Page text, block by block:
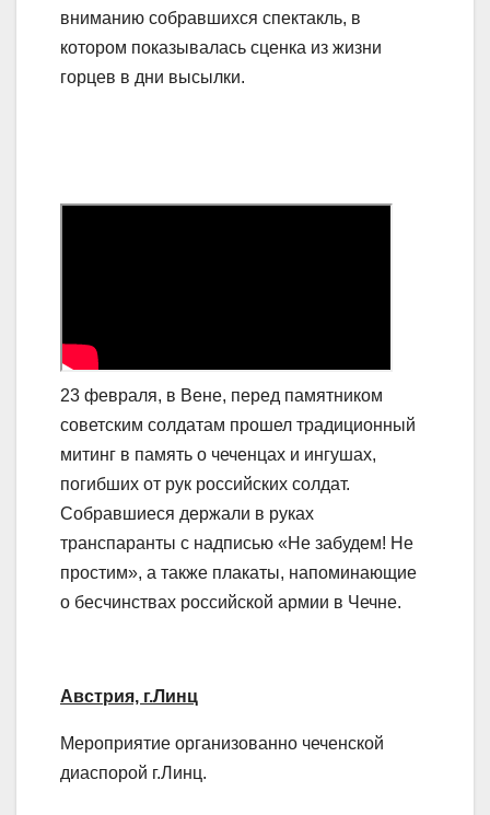
вниманию собравшихся спектакль, в
котором показывалась сценка из жизни
горцев в дни высылки.
23 февраля, в Вене, перед памятником
советским солдатам прошел традиционный
митинг в память о чеченцах и ингушах,
погибших от рук российских солдат.
Собравшиеся держали в руках
транспаранты с надписью «Не забудем! Не
простим», а также плакаты, напоминающие
о бесчинствах российской армии в Чечне.
Австрия, г.Линц
Мероприятие организованно чеченской
диаспорой г.Линц.